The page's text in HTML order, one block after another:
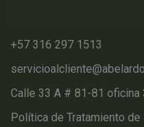
+57 316 297 1513
Calle 33 A # 81-81 oficina
Política de Tratamiento de